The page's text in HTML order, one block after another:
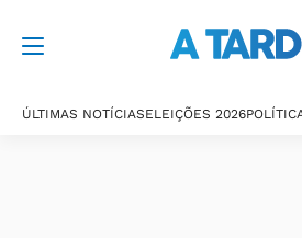
ÚLTIMAS NOTÍCIASELEIÇÕES 2026